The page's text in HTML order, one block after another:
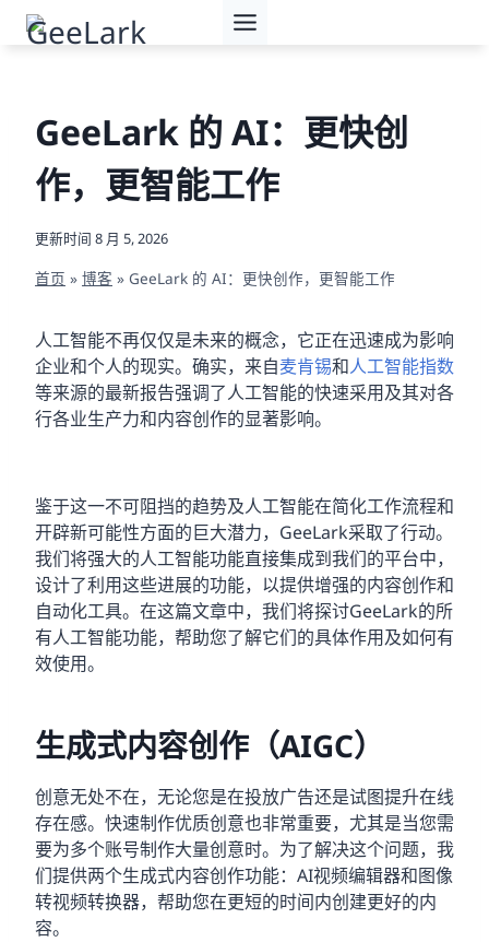
GeeLark 的 AI：更快创
作，更智能工作
更新时间 8 月 5, 2026
首页 » 博客 » GeeLark 的 AI：更快创作，更智能工作
人工智能不再仅仅是未来的概念，它正在迅速成为影响
企业和个人的现实。确实，来自麦肯锡和人工智能指数
等来源的最新报告强调了人工智能的快速采用及其对各
行各业生产力和内容创作的显著影响。
鉴于这一不可阻挡的趋势及人工智能在简化工作流程和
开辟新可能性方面的巨大潜力，GeeLark采取了行动。
我们将强大的人工智能功能直接集成到我们的平台中，
设计了利用这些进展的功能，以提供增强的内容创作和
自动化工具。在这篇文章中，我们将探讨GeeLark的所
有人工智能功能，帮助您了解它们的具体作用及如何有
效使用。
生成式内容创作（AIGC）
创意无处不在，无论您是在投放广告还是试图提升在线
存在感。快速制作优质创意也非常重要，尤其是当您需
要为多个账号制作大量创意时。为了解决这个问题，我
们提供两个生成式内容创作功能：AI视频编辑器和图像
转视频转换器，帮助您在更短的时间内创建更好的内
容。